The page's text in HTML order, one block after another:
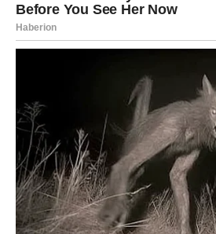
drugačijeg.
Poruka za Vodoliju:
Ne beži od onoga što te raduje.
RIBE – Ljubav kao
Ribe ulaze u period romantične
donose osećaj sudbinske
ljubav se produbljuje. Ako si
može imati karmički karakter.